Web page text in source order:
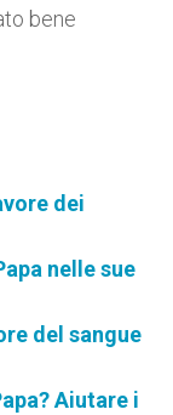
bene
dei
nelle sue
del sangue
Aiutare i